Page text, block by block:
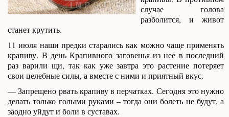
случае голова
разболится, и живот
станет крутить.
11 июля наши предки старались как можно чаще применять
крапиву. В день Крапивного заговенья из нее в последний
раз варили щи, так как уже завтра это растение потеряет
свои целебные силы, а вместе с ними и приятный вкус.
— Запрещено рвать крапиву в перчатках. Сегодня это нужно
делать только голыми руками – тогда они болеть не будут, а
заодно уйдут и боли в суставах.